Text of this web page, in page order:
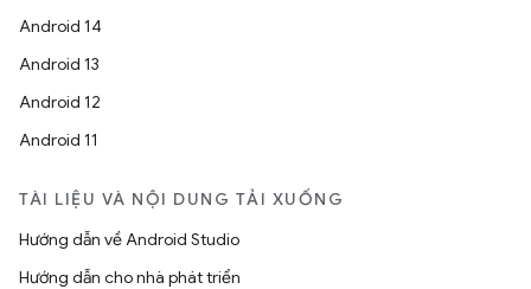
Android 14
Android 13
Android 12
Android 11
TÀI LIỆU VÀ NỘI DUNG TẢI XUỐNG
Hướng dẫn về Android Studio
Hướng dẫn cho nhà phát triển